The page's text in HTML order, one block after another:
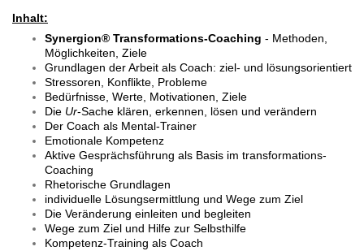
Inhalt:
Synergion® Transformations-Coaching - Methoden,
Möglichkeiten, Ziele
Grundlagen der Arbeit als Coach: ziel- und lösungsorientiert
Stressoren, Konflikte, Probleme
Bedürfnisse, Werte, Motivationen, Ziele
Die Ur-Sache klären, erkennen, lösen und verändern
Der Coach als Mental-Trainer
Emotionale Kompetenz
Aktive Gesprächsführung als Basis im transformations-
Coaching
Rhetorische Grundlagen
individuelle Lösungsermittlung und Wege zum Ziel
Die Veränderung einleiten und begleiten
Wege zum Ziel und Hilfe zur Selbsthilfe
Kompetenz-Training als Coach